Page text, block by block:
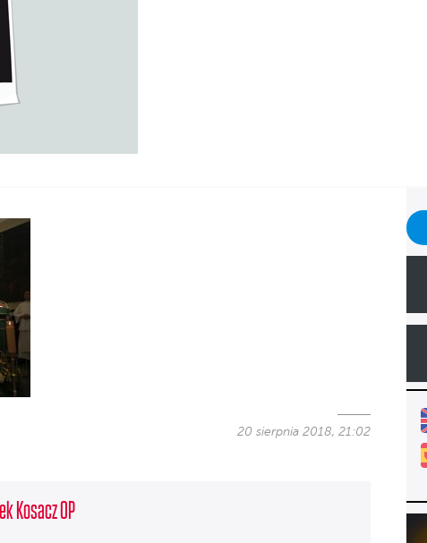
20 sierpnia 2018, 21:02
Kosacz OP